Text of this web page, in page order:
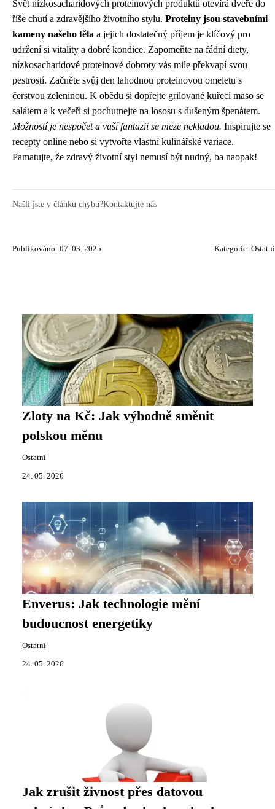
Svět nízkosacharidových proteinových produktů otevírá dveře do
říše chutí a zdravějšího životního stylu. Proteiny jsou stavebními
kameny našeho těla a jejich dostatečný příjem je klíčový pro
udržení si vitality a dobré kondice. Zapomeňte na fádní diety,
nízkosacharidové proteinové dobroty vás mile překvapí svou
pestrostí. Začněte svůj den lahodnou proteinovou omeletu s
čerstvou zeleninou. K obědu si dopřejte grilované kuřecí maso se
salátem a k večeři si pochutnejte na lososu s dušeným špenátem.
Možností je nespočet a vaší fantazii se meze nekladou. Inspirujte se
recepty online nebo si vytvořte vlastní kulinářské variace.
Pamatujte, že zdravý životní styl nemusí být nudný, ba naopak!
Našli jste v článku chybu?Kontaktujte nás
Publikováno: 07. 03. 2025 Kategorie: Ostatní
Zloty na Kč: Jak výhodně směnit
polskou měnu
Ostatní
24. 05. 2026
Enverus: Jak technologie mění
budoucnost energetiky
Ostatní
24. 05. 2026
Jak zrušit živnost přes datovou